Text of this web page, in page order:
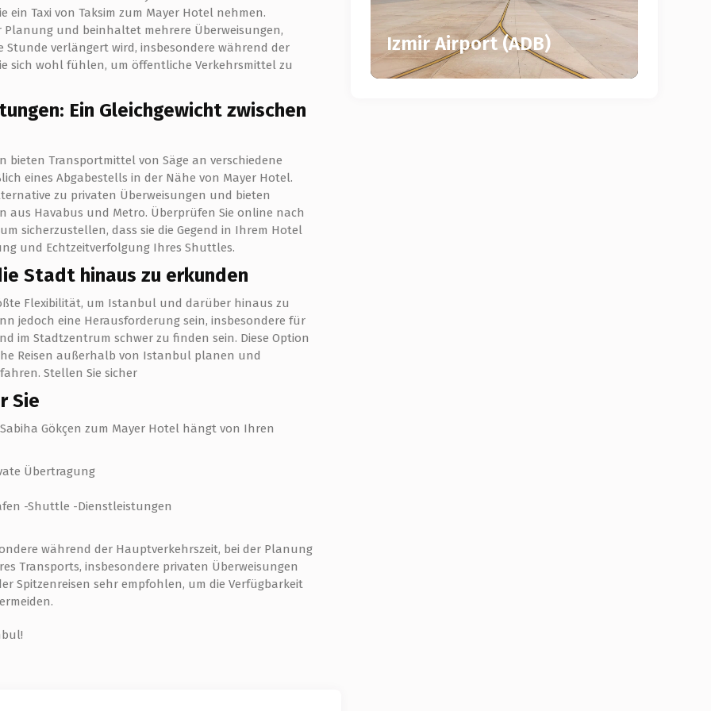
Taxi von Taksim zum Mayer Hotel nehmen.
Planung und beinhaltet mehrere Überweisungen,
Stunde verlängert wird, insbesondere während der
sich wohl fühlen, um öffentliche Verkehrsmittel zu
Ein Gleichgewicht zwischen
Transportmittel von Säge an verschiedene
eines Abgabestells in der Nähe von Mayer Hotel.
zu privaten Überweisungen und bieten
aus Havabus und Metro. Überprüfen Sie online nach
sicherzustellen, dass sie die Gegend in Ihrem Hotel
und Echtzeitverfolgung Ihres Shuttles.
Stadt hinaus zu erkunden
Flexibilität, um Istanbul und darüber hinaus zu
jedoch eine Herausforderung sein, insbesondere für
im Stadtzentrum schwer zu finden sein. Diese Option
Reisen außerhalb von Istanbul planen und
Stellen Sie sicher
Sie
Gökçen zum Mayer Hotel hängt von Ihren
Übertragung
-Shuttle -Dienstleistungen
während der Hauptverkehrszeit, bei der Planung
Transports, insbesondere privaten Überweisungen
Spitzenreisen sehr empfohlen, um die Verfügbarkeit
Izmir Airport (ADB)